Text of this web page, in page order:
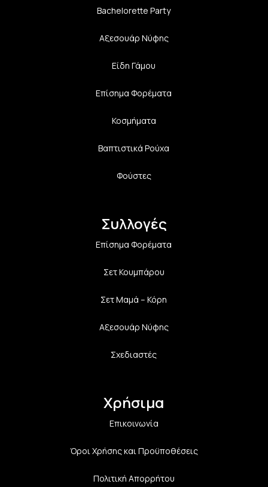
Bachelorette Party
Αξεσουάρ Νύφης
Είδη Γάμου
Επίσημα Φορέματα
Κοσμήματα
Βαπτιστικά Ρούχα
Φούστες
Συλλογές
Επίσημα Φορέματα
Σετ Κουμπάρου
Σετ Μαμά – Κόρη
Αξεσουάρ Νύφης
Σχεδιαστές
Χρήσιμα
Επικοινωνία
Όροι Χρήσης και Προϋποθέσεις
Πολιτική Aπορρήτου